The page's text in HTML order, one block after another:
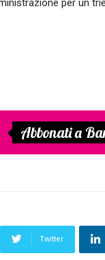
per un
Abbonati a
Twitter